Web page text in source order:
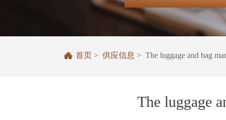
 首页 > 供应信息 > The luggage and bag
The luggage